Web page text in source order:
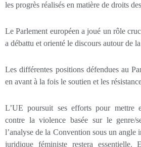
les progrès réalisés en matière de droits
Le Parlement européen a joué un rôle
a débattu et orienté le discours autour de
Les différentes positions défendues au
en avant à la fois le soutien et les
L’UE poursuit ses efforts pour mettre
contre la violence basée sur le genre/
l’analyse de la Convention sous un angle
juridique féministe restera essentielle.